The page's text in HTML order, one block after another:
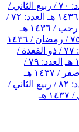
العدد: ٧٠ / ربيع الثاني /
العدد: ٧٢ /
العدد: ٧٥ / رمضان / ١٤٣٦
العدد: ٧٧ / ذو القعدة /
العدد: ٧٩ /
العدد: ٨٢ / ربيع الثاني /